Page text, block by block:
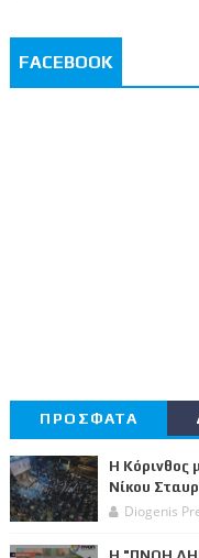
FACEBOOK
ΠΡΟΣΦΑΤΑ
Η Κόρινθος
Νίκου
Diogenis